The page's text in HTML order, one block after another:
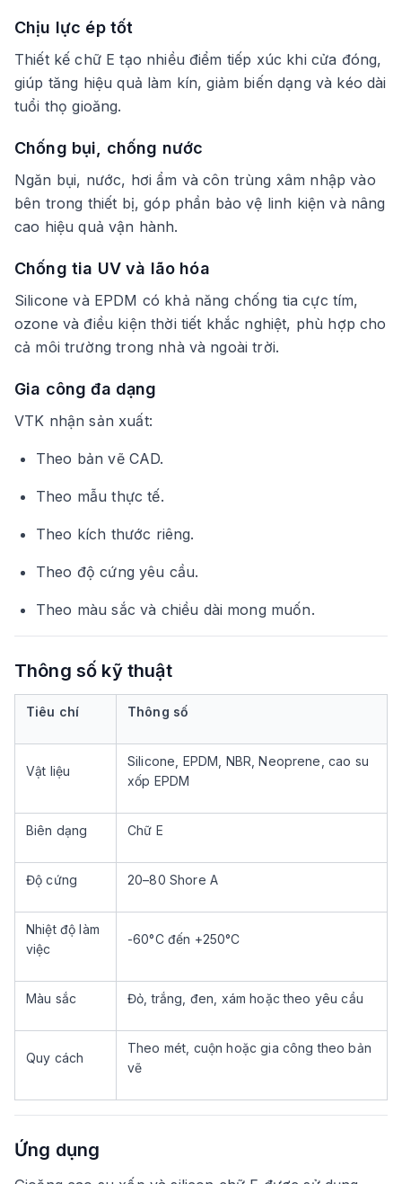
Chịu lực ép tốt
Thiết kế chữ E tạo nhiều điểm tiếp xúc khi cửa đóng,
giúp tăng hiệu quả làm kín, giảm biến dạng và kéo dài
tuổi thọ gioăng.
Chống bụi, chống nước
Ngăn bụi, nước, hơi ẩm và côn trùng xâm nhập vào
bên trong thiết bị, góp phần bảo vệ linh kiện và nâng
cao hiệu quả vận hành.
Chống tia UV và lão hóa
Silicone và EPDM có khả năng chống tia cực tím,
ozone và điều kiện thời tiết khắc nghiệt, phù hợp cho
cả môi trường trong nhà và ngoài trời.
Gia công đa dạng
VTK nhận sản xuất:
Theo bản vẽ CAD.
Theo mẫu thực tế.
Theo kích thước riêng.
Theo độ cứng yêu cầu.
Theo màu sắc và chiều dài mong muốn.
Thông số kỹ thuật
Tiêu chí Thông số
Vật liệu
Silicone, EPDM, NBR, Neoprene, cao su
xốp EPDM
Biên dạng Chữ E
Độ cứng 20–80 Shore A
Nhiệt độ làm
việc
-60°C đến +250°C
Màu sắc Đỏ, trắng, đen, xám hoặc theo yêu cầu
Quy cách
Theo mét, cuộn hoặc gia công theo bản
vẽ
Ứng dụng